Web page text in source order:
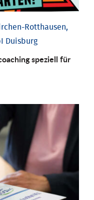
Rotthausen,
Duisburg
speziell für